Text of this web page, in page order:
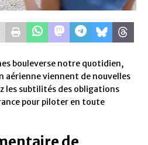
bouleverse notre quotidien,
aérienne viennent de nouvelles
les subtilités des obligations
pour piloter en toute